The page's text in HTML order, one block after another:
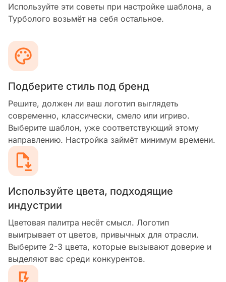
Используйте эти советы при настройке шаблона, а
Турболого возьмёт на себя остальное.
Подберите стиль под бренд
Решите, должен ли ваш логотип выглядеть
современно, классически, смело или игриво.
Выберите шаблон, уже соответствующий этому
направлению. Настройка займёт минимум времени.
Используйте цвета, подходящие
индустрии
Цветовая палитра несёт смысл. Логотип
выигрывает от цветов, привычных для отрасли.
Выберите 2-3 цвета, которые вызывают доверие и
выделяют вас среди конкурентов.